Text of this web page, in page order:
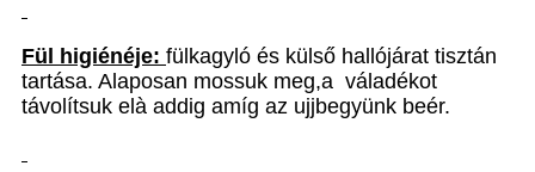
Fül higiénéje: fülkagyló és külső hallójárat tisztán
tartása. Alaposan mossuk meg,a váladékot
távolítsuk el à addig amíg az ujjbegyünk beér.